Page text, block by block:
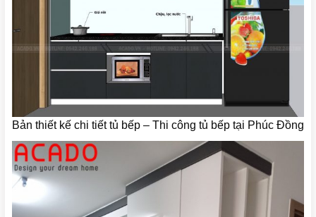
Bản thiết kế chi tiết tủ bếp – Thi công tủ bếp tại Phúc Đồng